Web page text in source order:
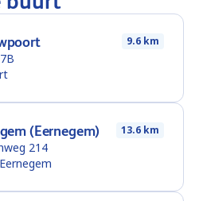
9.6 km
(Eernegem) 13.6 km
214